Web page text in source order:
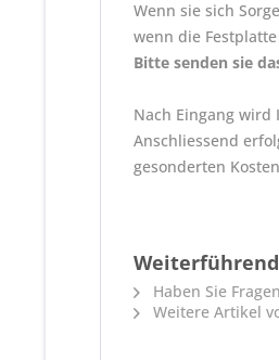
Wenn sie sich
wenn die
Bitte senden sie
Nach Eingang
Anschliessend
gesonderten
Haben Sie
Weitere Artikel